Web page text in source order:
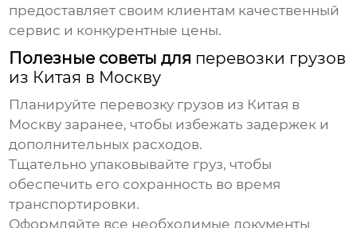
предоставляет своим клиентам качественный
сервис и конкурентные цены.
Полезные советы для перевозки грузов
из Китая в Москву
Планируйте перевозку грузов из Китая в
Москву заранее, чтобы избежать задержек и
дополнительных расходов.
Тщательно упаковывайте груз, чтобы
обеспечить его сохранность во время
транспортировки.
Оформляйте все необходимые документы